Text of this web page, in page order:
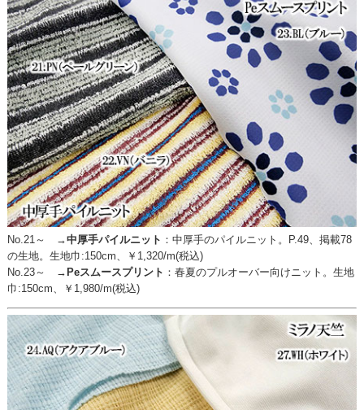
No.21～ →中厚手パイルニット ： 中厚手のパイルニット。P.49、掲載78
の生地。生地巾:150cm、￥1,320/m(税込)
No.23～ → Peスムースプリント ： 春夏のプルオーバー向けニット。生地
巾:150cm、￥1,980/m(税込)